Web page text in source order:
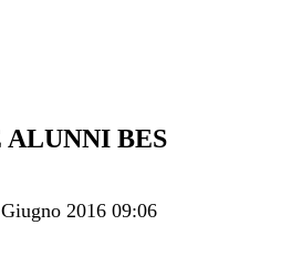
BES
2016 09:06